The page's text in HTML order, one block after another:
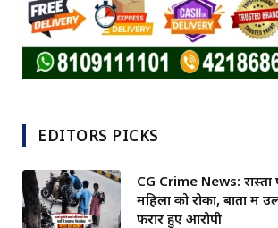
EDITORS PICKS
CG Crime News:
महिला को रोका, बातों में
फरार हुए आरोपी